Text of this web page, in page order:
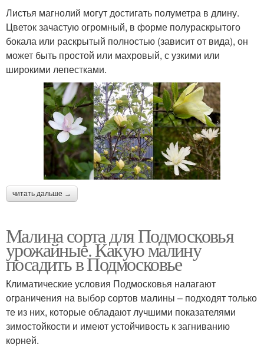
Листья магнолий могут достигать полуметра в длину.
Цветок зачастую огромный, в форме полураскрытого
бокала или раскрытый полностью (зависит от вида), он
может быть простой или махровый, с узкими или
широкими лепестками.
читать дальше →
Малина сорта для Подмосковья
урожайные. Какую малину
посадить в Подмосковье
Климатические условия Подмосковья налагают
ограничения на выбор сортов малины – подходят только
те из них, которые обладают лучшими показателями
зимостойкости и имеют устойчивость к загниванию
корней.